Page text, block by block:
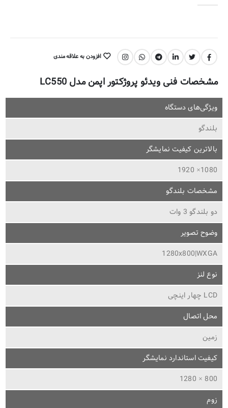
اشتراک گذاری: افزودن به علاقه مندی
مشخصات فنی ویدئو پروژکتور اپمن مدل LC550
ویژگی‌های دستگاه
بلندگو
بالاترین کیفیت نمایشگر
1080× 1920
مشخصات بلندگو
دو بلندگو 3 وات
وضوح تصویر
1280x800|WXGA
نوع لنز
LCD چهار اینچی
محل اتصال
زمین
کیفیت استاندارد نمایشگر
800 × 1280
زوم